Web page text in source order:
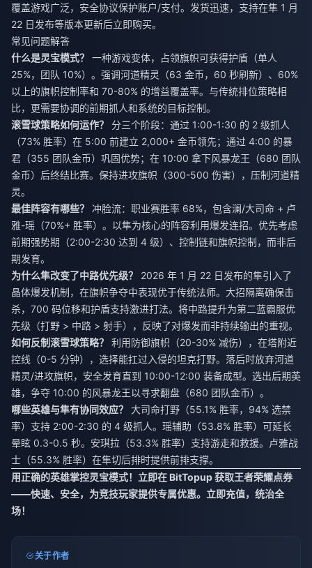
覆盖游戏广泛，安全协议保护账户/支付。发货迅速，支持在隼 1 月
22 日发布等版本更新后立即购买。
常见问题解答
什么是灵宝模式？
一种游戏变体，占领旗帜可获得护盾（单人
25%，团队 10%）。强调河道精灵（63 金币，60 秒刷新）、60%
以上的旗帜控制率和 70-80% 的增益覆盖率。与传统排位策略相
比，更需要协调的前期抓人和系统的目标控制。
滚雪球策略如何运作？
分三个阶段：通过 1:00-1:30 的 2 级抓人
（73% 胜率）在 5:00 前建立 2,000+ 金币领先；通过 4:00 的暴
君（355 团队金币）巩固优势；在 10:00 拿下风暴龙王（680 团队
金币）后终结比赛。保持进攻旗帜（300-500 伤害），压制河道精
灵。
最佳阵容有哪些？
冲脸流：职业赛胜率 68%，包含澜/大司命 + 卢
雅-瑶（70%+ 胜率）。以隼为核心的阵容利用爆发连招。优先考虑
前期强势期（2:00-2:30 达到 4 级）、控制链和旗帜控制，而非后
期发育。
为什么隼改变了中路优先级？
2026 年 1 月 22 日发布的隼引入了
晶体爆发机制，在旗帜争夺中表现优于传统法师。大招隔离确保击
杀，700 码位移和护盾支持激进打法。将中路提升为第二蓝霸服优
先级（打野 > 中路 > 射手），反映了对爆发而非持续输出的重视。
如何反制滚雪球策略？
利用防御旗帜（20-30% 减伤），在塔附近
控线（0-5 分钟），选择能扛过入侵的坦克打野。落后时放弃河道
精灵/进攻旗帜，安全发育直到 10:00-12:00 装备成型。选出后期英
雄，争夺 10:00 的风暴龙王以寻求翻盘（680 团队金币）。
哪些英雄与隼有协同效应？
大司命打野（55.1% 胜率，94% 选禁
率）支持 2:00-2:30 的 4 级抓人。瑶辅助（53.8% 胜率）可延长
晕眩 0.3-0.5 秒。安琪拉（53.3% 胜率）支持游走和救援。卢雅战
士（55.3% 胜率）在隼切后排时提供前排支撑。
用正确的英雄掌控灵宝模式！立即在 BitTopup 获取王者荣耀点券
——快速、安全，为竞技玩家提供专属优惠。立即充值，统治全
场！
关于作者